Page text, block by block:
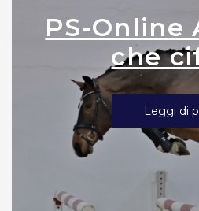
PS-Online
che
Leggi di